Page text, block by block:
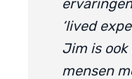
‘lived
Jim is ook
mensen